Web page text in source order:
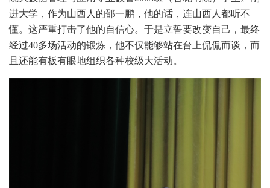
进大学，作为山西人的邵一鹏，他的话，连山西人都听不
懂。这严重打击了他的自信心。于是立誓要改变自己，最终
经过40多场活动的锻炼，他不仅能够站在台上侃侃而谈，而
且还能有板有眼地组织各种校级大活动。